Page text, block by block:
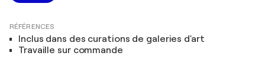
RÉFÉRENCES
Inclus dans des curations de galeries d'art
Travaille sur commande